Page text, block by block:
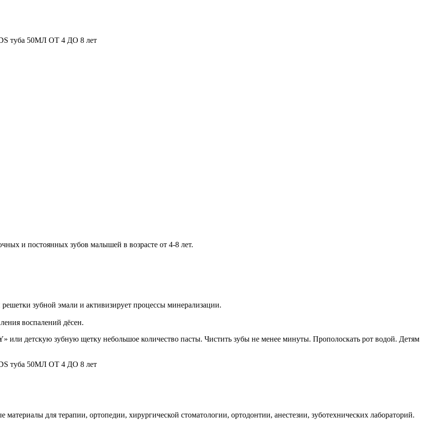
туба 50МЛ ОТ 4 ДО 8 лет
и постоянных зубов малышей в возрасте от 4-8 лет.
зубной эмали и активизирует процессы минерализации.
воспалений дёсен.
детскую зубную щетку небольшое количество пасты. Чистить зубы не менее минуты. Прополоскать рот водой. Детям
туба 50МЛ ОТ 4 ДО 8 лет
для терапии, ортопедии, хирургической стоматологии, ортодонтии, анестезии, зуботехнических лабораторий.